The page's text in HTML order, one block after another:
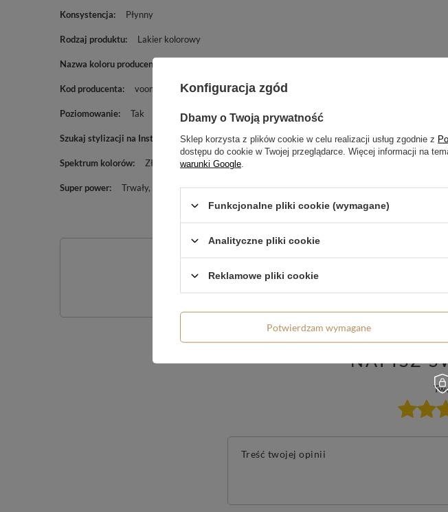
Konsystencja Płynny
Rodzaj produktu Lakier kolorowy
Nazwa koloru producenta
Kod producenta voom760
Poziomowanie Tak
Szukaj stylizacji na Insta lub w Google: #voom760
Spektrum kolorów Złoty Fioletowy
Super power Trwały Cat Eye
Zadaj pytanie a my odpowiemy niezwłocznie,
NAPISZ
Treść twojej opinii
Konfiguracja zgód
Dbamy o Twoją prywatność
Sklep korzysta z plików cookie w celu realizacji usług zgodnie z
dostępu do cookie w Twojej przeglądarce. Więcej informacji na
warunki Google
Funkcjonalne pliki cookie (wymagane)
Analityczne pliki cookie
Reklamowe pliki cookie
Potwierdzam wymagane